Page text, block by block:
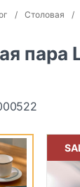
Столовая
пара